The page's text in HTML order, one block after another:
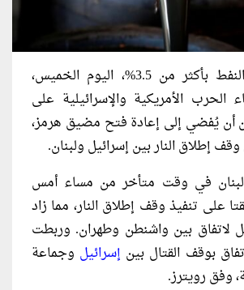
تراجعت أسعار النفط بأكثر من 3.5%، اليوم الخميس،
الحرب الأمريكية والإسرائيلية على
أن يُفضي إلى إعادة فتح مضيق هرمز،
إطلاق النار بين إسرائيل ولبنان.
في وقت متأخر من مساء أمس
على تنفيذ وقف ‌إطلاق النار، مما زاد
بين واشنطن وطهران. وربطت
بوقف القتال بين إسرائيل وجماعة
وفق رويترز.